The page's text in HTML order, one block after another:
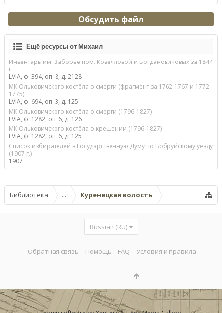
Обсудить файл
Ещё ресурсы от Михаил
Инвентарь им. Заборье пом. Козелловой и Богдановичовых за 1844
г.
LVIA, ф. 394, оп. 8, д. 2128
МК Ольковичского костёла о смерти (фрагмент за 1762-1767 и 1772-
1775)
LVIA, ф. 694, оп. 3, д. 125
МК Ольковичского костёла о смерти (1796-1827)
LVIA, ф. 1282, оп. 6, д. 126
МК Ольковичского костёла о крещении (1796-1827)
LVIA, ф. 1282, оп. 6, д. 125
Список избирателей в Государственную Думу по Бобруйскому уезду
(1907 г.)
1907
Библиотека ... Куренецкая волость
Russian (RU)
Обратная связь Помощь FAQ Условия и правила